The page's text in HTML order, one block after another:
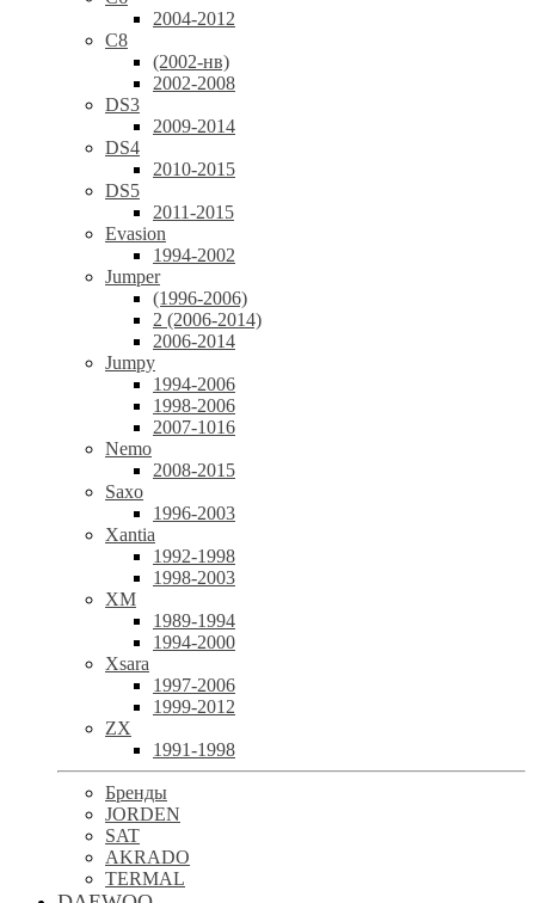
2004-2012
C8
(2002-нв)
2002-2008
DS3
2009-2014
DS4
2010-2015
DS5
2011-2015
Evasion
1994-2002
Jumper
(1996-2006)
2 (2006-2014)
2006-2014
Jumpy
1994-2006
1998-2006
2007-1016
Nemo
2008-2015
Saxo
1996-2003
Xantia
1992-1998
1998-2003
XM
1989-1994
1994-2000
Xsara
1997-2006
1999-2012
ZX
1991-1998
Бренды
JORDEN
SAT
AKRADO
TERMAL